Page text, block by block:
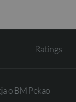
Ratings
o BM Pekao